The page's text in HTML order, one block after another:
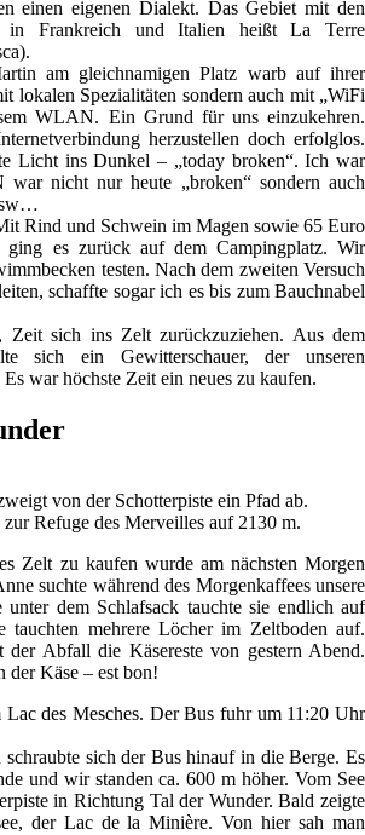
einen eigenen Dialekt. Das Gebiet mit den
in Frankreich und Italien heißt La Terre
am gleichnamigen Platz warb auf ihrer
lokalen Spezialitäten sondern auch mit „WiFi
WLAN. Ein Grund für uns einzukehren.
herzustellen doch erfolglos.
Licht ins Dunkel – „today broken“. Ich war
nicht nur heute „broken“ sondern auch
Rind und Schwein im Magen sowie 65 Euro
es zurück auf dem Campingplatz. Wir
testen. Nach dem zweiten Versuch
schaffte sogar ich es bis zum Bauchnabel
Zeit sich ins Zelt zurückzuziehen. Aus dem
sich ein Gewitterschauer, der unseren
war höchste Zeit ein neues zu kaufen.
von der Schotterpiste ein Pfad ab.
Refuge des Merveilles auf 2130 m.
Zelt zu kaufen wurde am nächsten Morgen
suchte während des Morgenkaffees unsere
dem Schlafsack tauchte sie endlich auf
tauchten mehrere Löcher im Zeltboden auf.
der Abfall die Käsereste von gestern Abend.
der Käse – est bon!
des Mesches. Der Bus fuhr um 11:20 Uhr
schraubte sich der Bus hinauf in die Berge. Es
und wir standen ca. 600 m höher. Vom See
in Richtung Tal der Wunder. Bald zeigte
der Lac de la Minière. Von hier sah man